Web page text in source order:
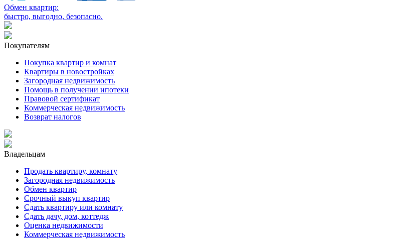
Обмен квартир:
быстро, выгодно, безопасно.
Покупателям
Покупка квартир и комнат
Квартиры в новостройках
Загородная недвижимость
Помощь в получении ипотеки
Правовой сертификат
Коммерческая недвижимость
Возврат налогов
Владельцам
Продать квартиру, комнату
Загородная недвижимость
Обмен квартир
Срочный выкуп квартир
Сдать квартиру или комнату
Сдать дачу, дом, коттедж
Оценка недвижимости
Коммерческая недвижимость